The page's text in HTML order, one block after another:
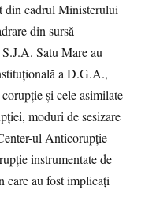
din cadrul Ministerului
din sursă
Satu Mare au
a D.G.A.,
şi cele asimilate
moduri de sesizare
ul Anticorupţie
instrumentate de
care au fost implicați